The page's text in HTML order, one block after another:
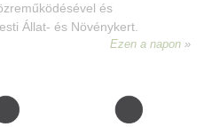
és
Állat- és Növénykert.
Ezen a napon